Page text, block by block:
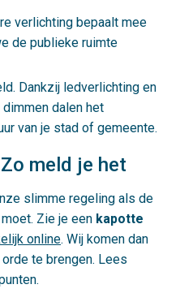
verlichting bepaalt mee
de publieke ruimte
Dankzij ledverlichting en
dalen het
van je stad of gemeente.
meld je het
slimme regeling als de
Zie je een kapotte
online. Wij komen dan
te brengen. Lees